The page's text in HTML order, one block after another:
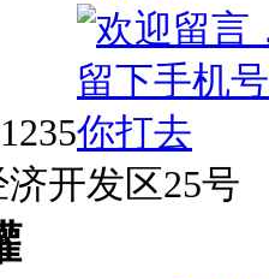
开发区25号